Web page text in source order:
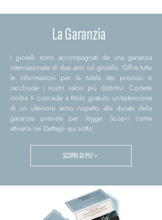
La Garanzia
I gioielli sono accompagnati da una garanzia
internazionale di due anni sul gioiello. Offre tutte
le informazioni per la tutela dei preziosi e
racchiude i nostri valori più distintivi. Comete
inoltre ti concede a titolo gratuito un'estensione
di un ulteriore anno rispetto alla durata della
garanzia prevista per legge. Scopri come
attivarla nei Dettagli qui sotto.
SCOPRI DI PIU' >